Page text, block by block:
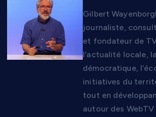
Gilbert
journaliste,
et fondateur de
l’actualité locale,
démocratique,
initiatives du
tout en
autour des